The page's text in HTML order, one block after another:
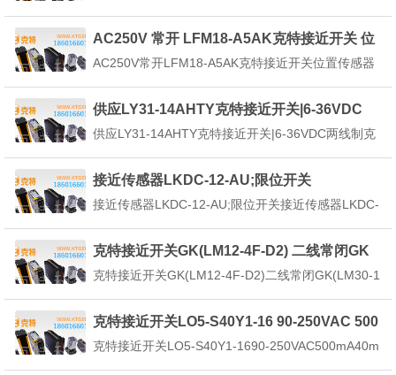
近开关LDD30-4K-CB是一种晶体管无触点行程开
关，也被称为接近传感器或无触点行程开关，属于...
AC250V 常开 LFM18-A5AK克特接近开关 位
置传感器
AC250V常开LFM18-A5AK克特接近开关位置传感器
联路即可，通过PLC控制，具有结构简单、灵敏度
高、分辨力高，能感受0.01μm甚至更小的位移、无
反作用力、动态响应好、能实现非接触...
供应LY31-14AHTY克特接近开关|6-36VDC
供应LY31-14AHTY克特接近开关|6-36VDC两线制克
却有残余电压和漏电流大的缺点。直流三线式直流三
线式克特接近开关的输出型有NPN和PNP两种，70年
代日本产品绝大多数是NPN输出，西...
接近传感器LKDC-12-AU;限位开关
接近传感器LKDC-12-AU;限位开关接近传感器LKDC-
直接接触，能对位置的开关操作，当物体接近感应开
关表面一定的距离，不需要机械接触，也不需要任何
压力就能使开关动作，从而驱动直流电或...
克特接近开关GK(LM12-4F-D2) 二线常闭GK
(LM30-10B-P)
克特接近开关GK(LM12-4F-D2)二线常闭GK(LM30-1
M30-10B-P)是种频振荡型：用以检测各种金属体，
灵敏度，频率响应快，重复定位精度，瞬变过程短，
输出...
克特接近开关LO5-S40Y1-16 90-250VAC 500
mA 40mm
克特接近开关LO5-S40Y1-1690-250VAC500mA40m